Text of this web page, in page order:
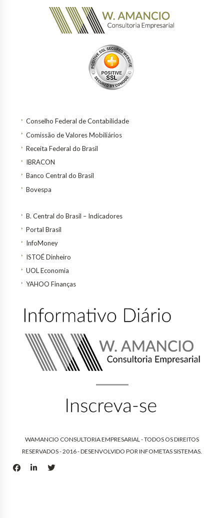
Conselho Federal de Contabilidade
Comissão de Valores Mobiliários
Receita Federal do Brasil
IBRACON
Banco Central do Brasil
Bovespa
B. Central do Brasil – Indicadores
Portal Brasil
InfoMoney
ISTOÉ Dinheiro
UOL Economia
YAHOO Finanças
WAMANCIO CONSULTORIA EMPRESARIAL - TODOS OS DIREITOS
RESERVADOS - 2016 - DESENVOLVIDO PORINFOMETAS SISTEMAS.